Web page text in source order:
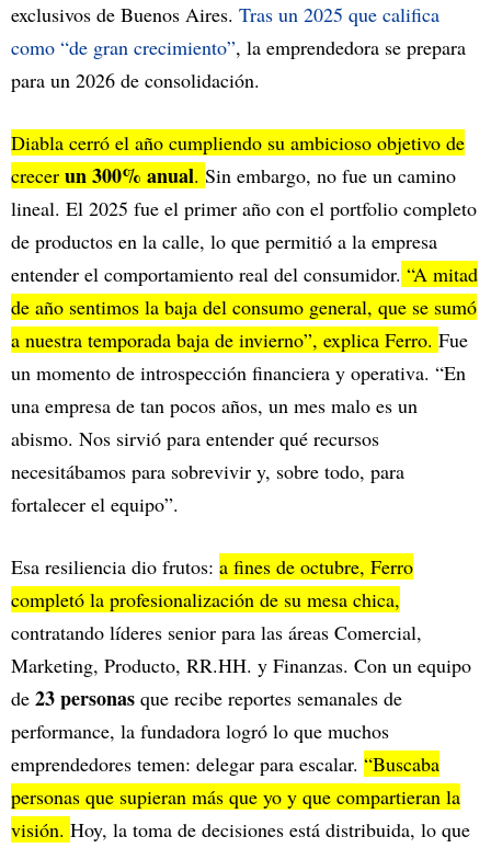
exclusivos de Buenos Aires. Tras un 2025 que califica
como “de gran crecimiento”, la emprendedora se prepara
para un 2026 de consolidación.
Diabla cerró el año cumpliendo su ambicioso objetivo de
crecer un 300% anual. Sin embargo, no fue un camino
lineal. El 2025 fue el primer año con el portfolio completo
de productos en la calle, lo que permitió a la empresa
entender el comportamiento real del consumidor. “A mitad
de año sentimos la baja del consumo general, que se sumó
a nuestra temporada baja de invierno”, explica Ferro. Fue
un momento de introspección financiera y operativa. “En
una empresa de tan pocos años, un mes malo es un
abismo. Nos sirvió para entender qué recursos
necesitábamos para sobrevivir y, sobre todo, para
fortalecer el equipo”.
Esa resiliencia dio frutos: a fines de octubre, Ferro
completó la profesionalización de su mesa chica,
contratando líderes senior para las áreas Comercial,
Marketing, Producto, RR.HH. y Finanzas. Con un equipo
de 23 personas que recibe reportes semanales de
performance, la fundadora logró lo que muchos
emprendedores temen: delegar para escalar. “Buscaba
personas que supieran más que yo y que compartieran la
visión. Hoy, la toma de decisiones está distribuida, lo que